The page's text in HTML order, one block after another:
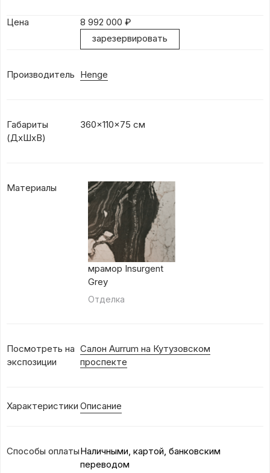
Цена 8 992 000 ₽
зарезервировать
Производитель Henge
Габариты
(ДхШхВ)
360x110x75 см
Материалы
мрамор Insurgent
Grey
Отделка
Посмотреть на
экспозиции
Салон Aurrum на Кутузовском
проспекте
Характеристики Описание
Способы оплатыНаличными, картой, банковским
переводом